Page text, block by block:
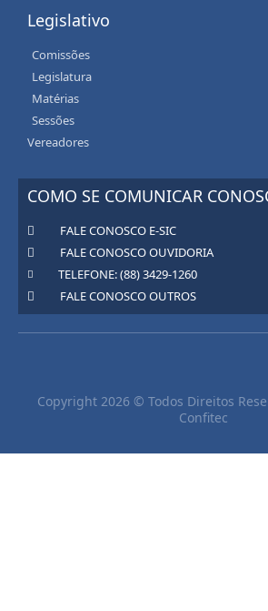
Legislativo
Comissões
Legislatura
Matérias
Sessões
Vereadores
COMO SE COMUNICAR
FALE CONOSCO E-SIC
FALE CONOSCO OUVIDORIA
TELEFONE: (88) 3429-1260
FALE CONOSCO OUTROS
Copyright 2026 © Todos Direitos
Confitec